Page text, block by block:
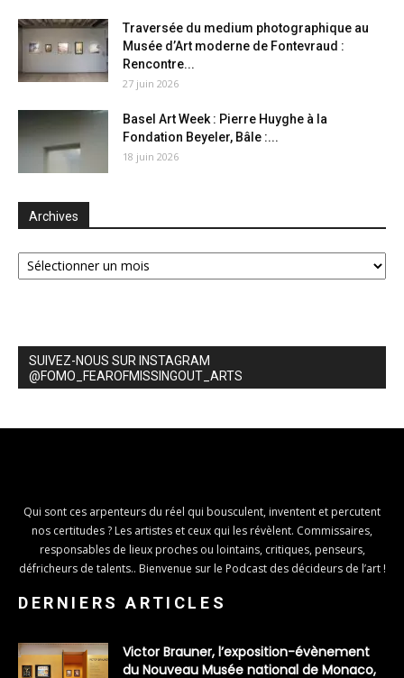
Traversée du medium photographique au
Musée d’Art moderne de Fontevraud :
Rencontre...
27 juin 2026
Basel Art Week : Pierre Huyghe à la
Fondation Beyeler, Bâle :...
18 juin 2026
Archives
Archives
SUIVEZ-NOUS SUR INSTAGRAM
@FOMO_FEAROFMISSINGOUT_ARTS
Qui sont ces arpenteurs du réel qui bousculent, inventent et percutent
nos certitudes ? Les artistes et ceux qui les révèlent. Commissaires,
responsables de lieux proches ou lointains, critiques, penseurs,
défricheurs de talents.. Bienvenue sur le Podcast des décideurs de l’art !
DERNIERS ARTICLES
Victor Brauner, l’exposition-évènement
du Nouveau Musée national de Monaco,